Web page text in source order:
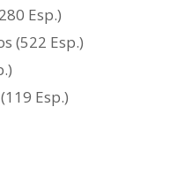
Esp.)
(522 Esp.)
Esp.)